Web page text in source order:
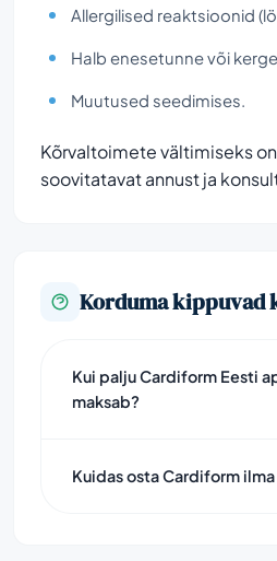
Allergilised reaktsioonid
Halb enesetunne või kerge
Muutused seedimises.
Kõrvaltoimete vältimiseks
soovitatavat annust ja
Korduma kippuvad
Kui palju Cardiform Eesti
maksab?
Kuidas osta Cardiform